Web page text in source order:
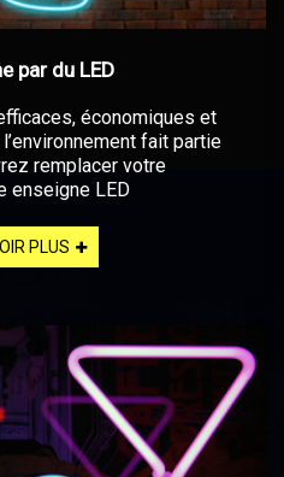
par du LED
économiques et
fait partie
remplacer votre
enseigne LED
PLUS